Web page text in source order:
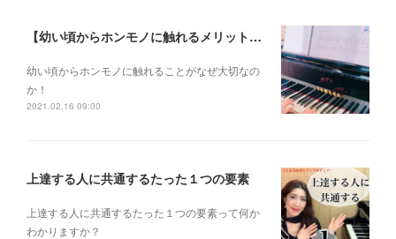
【幼い頃からホンモノに触れるメリットとは？】
幼い頃からホンモノに 触れることがなぜ大切なの
か！
2021.02.16 09:00
上達する人に共通するたった１つの要素
上達する人に共通するたった１つの要素って何か
わかりますか？